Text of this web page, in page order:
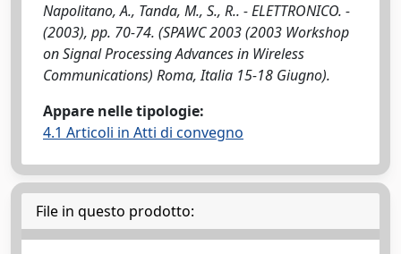
Napolitano, A., Tanda, M., S., R.. - ELETTRONICO. -
(2003), pp. 70-74. (SPAWC 2003 (2003 Workshop
on Signal Processing Advances in Wireless
Communications) Roma, Italia 15-18 Giugno).
Appare nelle tipologie:
4.1 Articoli in Atti di convegno
File in questo prodotto: